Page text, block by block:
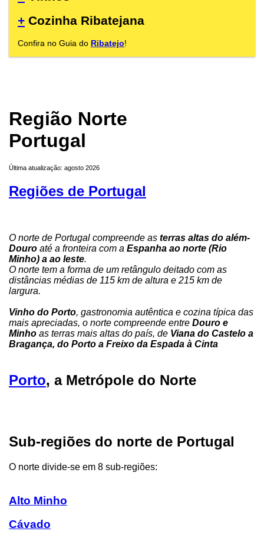
+ Cozinha Ribatejana
Confira no Guia do Ribatejo!
Região Norte
Portugal
Última atualização: agosto 2026
Regiões de Portugal
O norte de Portugal compreende as terras altas do além-
Douro até a fronteira com a Espanha ao norte (Rio
Minho) a ao leste.
O norte tem a forma de um retângulo deitado com as
distâncias médias de 115 km de altura e 215 km de
largura.
Vinho do Porto, gastronomia autêntica e cozina típica das
mais apreciadas, o norte compreende entre Douro e
Minho as terras mais altas do país, de Viana do Castelo a
Bragança, do Porto a Freixo da Espada à Cinta
Porto, a Metrópole do Norte
Sub-regiões do norte de Portugal
O norte divide-se em 8 sub-regiões:
Alto Minho
Cávado